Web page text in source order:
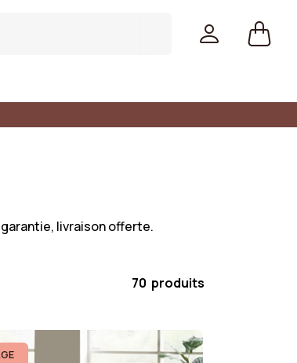
Canapé Gris
livraison offerte.
70 produits